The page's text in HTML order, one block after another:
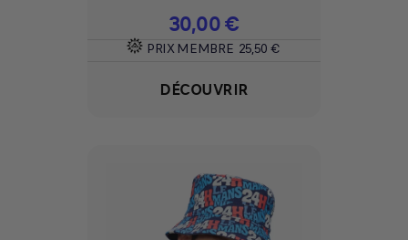
Prix
30,00 €
PRIX MEMBRE 25,50 €
DÉCOUVRIR